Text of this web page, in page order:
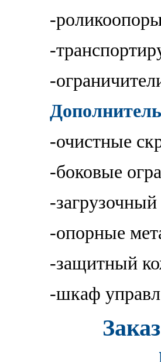
-
-
-
-очистные
-боковые
-
-опорные
-защитный
-шкаф